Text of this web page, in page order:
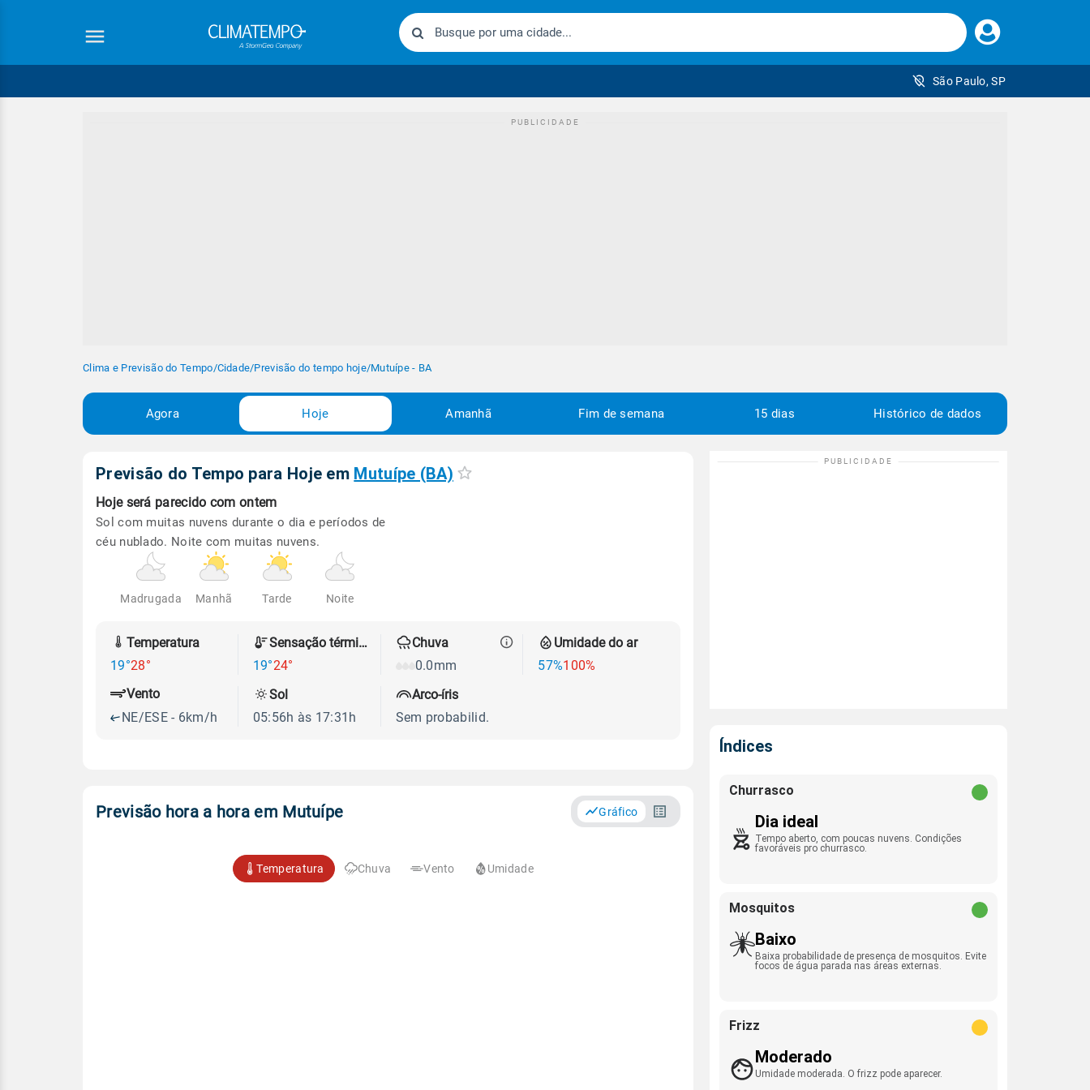
Faça
seu
São Paulo, SP
Clima e Previsão do Tempo/Cidade/Previsão do tempo hoje/Mutuípe - BA
Agora Hoje Amanhã Fim de semana 15 dias Histórico de dados
Previsão do Tempo para Hoje em Mutuípe (BA)
Hoje será parecido com ontem
Sol com muitas nuvens durante o dia e períodos de
céu nublado. Noite com muitas nuvens.
Madrugada Manhã Tarde Noite
Temperatura
19°28°
Sensação térmica
19°24°
Chuva
0.0mm
Umidade do ar
57%100%
Vento
NE/ESE - 6km/h
Sol
05:56h às 17:31h
Arco-íris
Sem probabilid.
Previsão hora a hora em Mutuípe Gráfico
Temperatura Chuva Vento Umidade
Índices
Churrasco
Dia ideal
Tempo aberto, com poucas nuvens. Condições
favoráveis pro churrasco.
Mosquitos
Baixo
Baixa probabilidade de presença de mosquitos. Evite
focos de água parada nas áreas externas.
Frizz
Moderado
Umidade moderada. O frizz pode aparecer.